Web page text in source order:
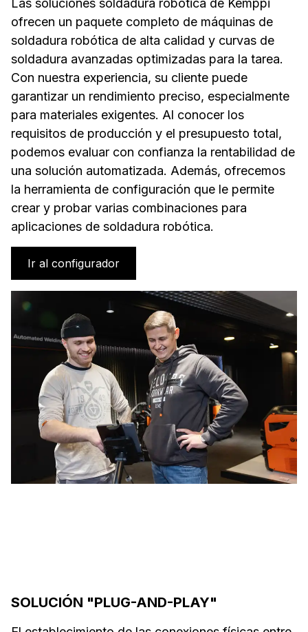
Las soluciones soldadura robótica de Kemppi
ofrecen un paquete completo de máquinas de
soldadura robótica de alta calidad y curvas de
soldadura avanzadas optimizadas para la tarea.
Con nuestra experiencia, su cliente puede
garantizar un rendimiento preciso, especialmente
para materiales exigentes. Al conocer los
requisitos de producción y el presupuesto total,
podemos evaluar con confianza la rentabilidad de
una solución automatizada. Además, ofrecemos
la herramienta de configuración que le permite
crear y probar varias combinaciones para
aplicaciones de soldadura robótica.
Ir al configurador
SOLUCIÓN "PLUG-AND-PLAY"